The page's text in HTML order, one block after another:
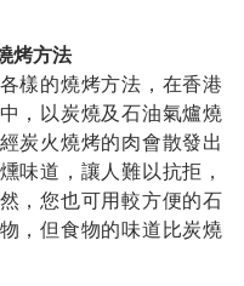
烤方法
樣的燒烤方法，在香港
，以炭燒及石油氣爐燒
炭火燒烤的肉會散發出
味道，讓人難以抗拒，
，您也可用較方便的石
，但食物的味道比炭燒